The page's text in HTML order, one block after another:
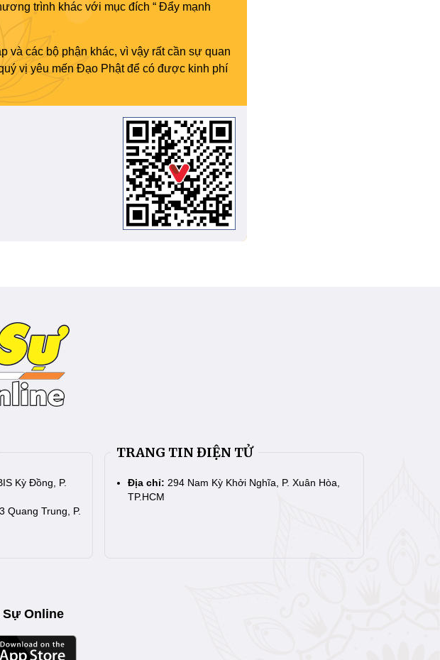
trình khác với mục đích “ Đẩy mạnh
và các bộ phận khác, vì vậy rất cần sự quan
vị yêu mến Đạo Phật để có được kinh phí
Kỳ Đồng, P.
Quang Trung, P.
TRANG TIN ĐIỆN TỬ
Địa chỉ: 294 Nam Kỳ Khởi Nghĩa, P. Xuân Hòa,
TP.HCM
Online